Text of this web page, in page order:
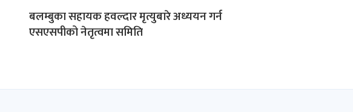
बलम्बुका सहायक हवल्दार मृत्युबारे अध्ययन गर्न
एसएसपीको नेतृत्वमा समिति